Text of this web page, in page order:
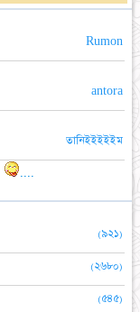
Rumon
antora
তানিইইইইইম
(৯২১)
(২৬৮০)
(৫৪৫)